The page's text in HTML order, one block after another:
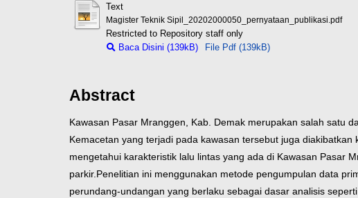
Text
Magister Teknik Sipil_20202000050_pernyataan_publikasi.pdf
Restricted to Repository staff only
Baca Disini (139kB)
File Pdf (139kB)
Abstract
Kawasan Pasar Mranggen, Kab. Demak merupakan salah satu
Kemacetan yang terjadi pada kawasan tersebut juga
mengetahui karakteristik lalu lintas yang ada di Kawasan Pasar
parkir.Penelitian ini menggunakan metode pengumpulan data
perundang-undangan yang berlaku sebagai dasar analisis